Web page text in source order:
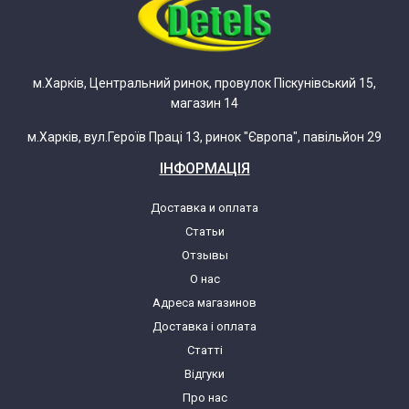
Zelmer ZMM0984SRU(01)(886.84MP)
Zelmer ZMM0984SRU(886.84MP)
Zelmer ZMM1008S(01)(887.8)
Zelmer ZMM1008S(02)(887.8)
Zelmer ZMM1008S/05(887.8)
м.Харків, Центральний ринок, провулок Піскунівський 15,
магазин 14
м.Харків, вул.Героїв Праці 13, ринок "Європа", павільйон 29
ІНФОРМАЦІЯ
Доставка и оплата
Статьи
Отзывы
О нас
Адреса магазинов
Доставка і оплата
Статті
Відгуки
Про нас